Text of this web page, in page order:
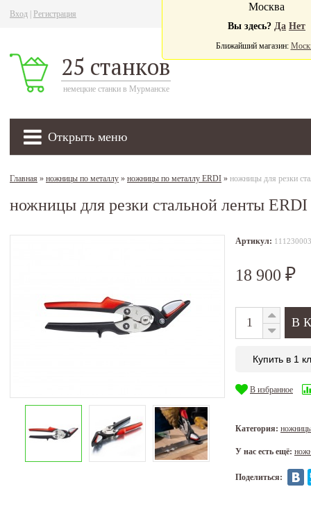
Вход Регистрация
25 станков
немецкие станки в Мурманске
Открыть меню
Москва
Вы здесь? Да Нет
Ближайший магазин:
Главная » ножницы по металлу » ножницы по металлу ERDI » ножницы для резки
ножницы для резки стальной ленты ERDI
Артикул: 111230003
18 900 ₽
Купить в 1
В избранное
Категория:
У нас есть ещё:
Поделиться: